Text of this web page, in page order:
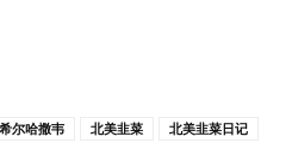
尔哈撒韦 北美韭菜
北美韭菜日记